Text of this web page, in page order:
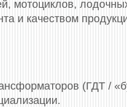
мотоциклов,
и качеством
(ГДТ /